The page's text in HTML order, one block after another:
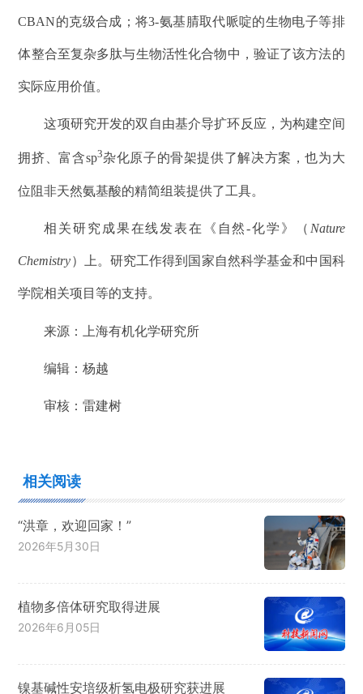
CBAN的克级合成； 将3-氨基腈取代哌啶的生物电子等排
体整合至复杂多肽与生物活性化合物中，验证了该方法的
实际应用价值。
这项研究开发的双自由基介导扩环反应，为构建空间
拥挤、富含sp3杂化原子的骨架提供了解决方案，也为大
位阻非天然氨基酸的精简组装提供了工具。
相关研究成果在线发表在《自然-化学》（ Nature
Chemistry） 上 。 研究工作得到国家自然科学基金和中国科
学院相关项目等的支持。
来源：上海有机化学研究所
编辑：杨越
审核：雷建树
相关阅读
“洪章，欢迎回家！”
2026年5月30日
植物多倍体研究取得进展
2026年6月05日
镍基碱性安培级析氢电极研究获进展